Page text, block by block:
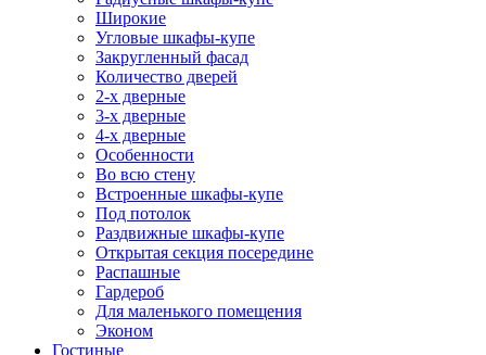
Широкие
Угловые шкафы-купе
Закругленный фасад
Количество дверей
2-х дверные
3-х дверные
4-х дверные
Особенности
Во всю стену
Встроенные шкафы-купе
Под потолок
Раздвижные шкафы-купе
Открытая секция посередине
Распашные
Гардероб
Для маленького помещения
Эконом
Гостиные